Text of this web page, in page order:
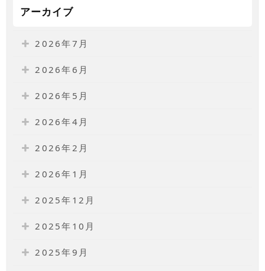
アーカイブ
2026年7月
2026年6月
2026年5月
2026年4月
2026年2月
2026年1月
2025年12月
2025年10月
2025年9月